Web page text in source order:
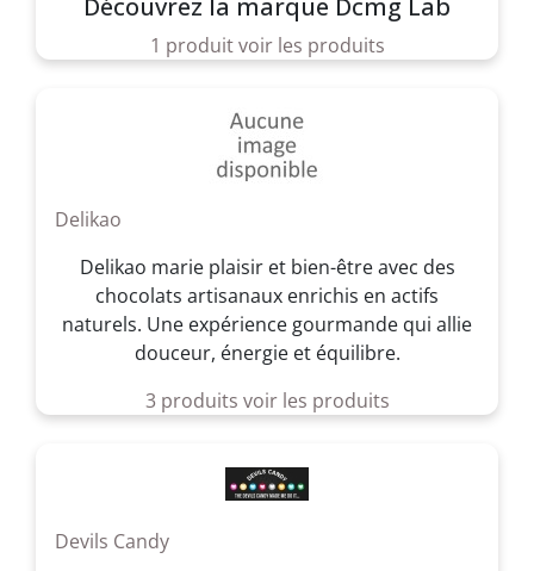
Découvrez la marque Dcmg Lab
1 produit voir les produits
Delikao
Delikao marie plaisir et bien-être avec des
chocolats artisanaux enrichis en actifs
naturels. Une expérience gourmande qui allie
douceur, énergie et équilibre.
3 produits voir les produits
Devils Candy